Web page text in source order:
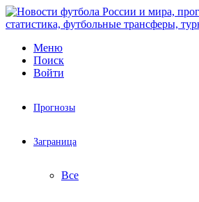
Меню
Поиск
Войти
Прогнозы
Заграница
Все